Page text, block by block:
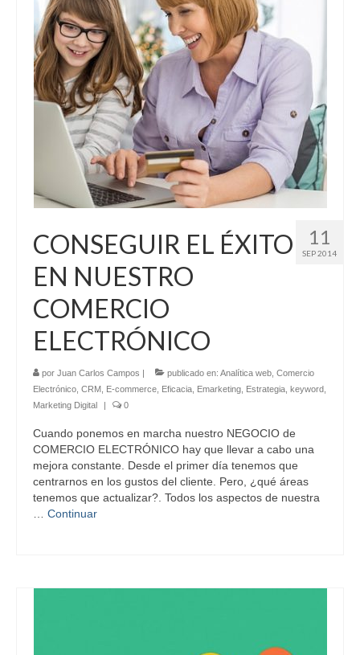
11
SEP 2014
CONSEGUIR EL ÉXITO
EN NUESTRO
COMERCIO
ELECTRÓNICO
por Juan Carlos Campos | publicado en: Analítica web Comercio
Electrónico CRM E-commerce Eficacia Emarketing Estrategia keyword
Marketing Digital
| 0
Cuando ponemos en marcha nuestro NEGOCIO de
COMERCIO ELECTRÓNICO hay que llevar a cabo una
mejora constante. Desde el primer día tenemos que
centrarnos en los gustos del cliente. Pero, ¿qué áreas
tenemos que actualizar?. Todos los aspectos de nuestra
Continuar